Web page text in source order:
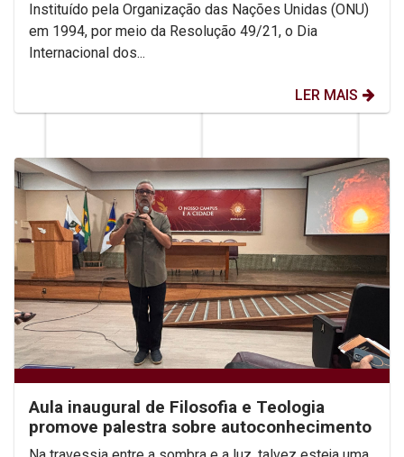
Instituído pela Organização das Nações Unidas (ONU)
em 1994, por meio da Resolução 49/21, o Dia
Internacional dos...
LER MAIS
Aula inaugural de Filosofia e Teologia
promove palestra sobre autoconhecimento